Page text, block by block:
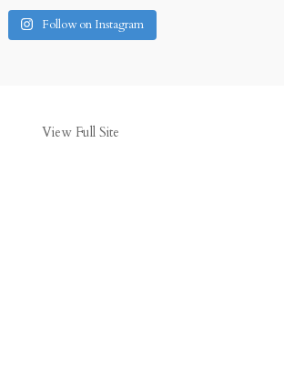
Follow on Instagram
View Full Site